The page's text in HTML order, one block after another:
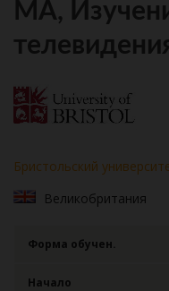
MA,
Бристольский
Великобритания
Форма обучен.
Начало